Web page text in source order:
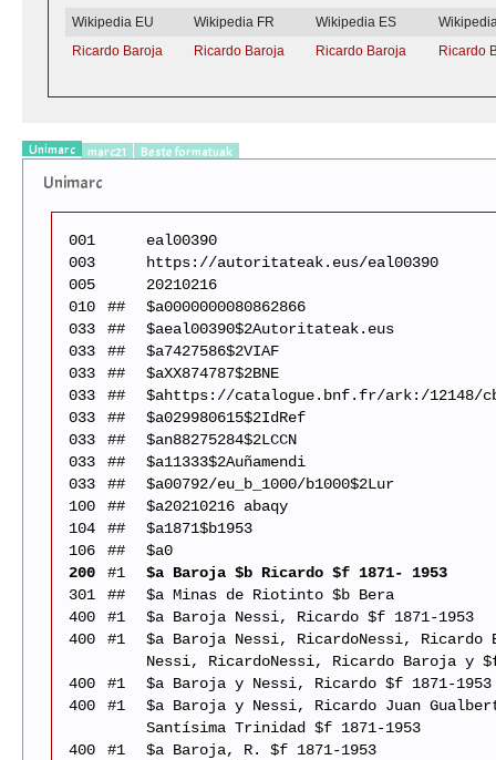
Wikipedia EU Wikipedia FR Wikipedia ES
Ricardo Baroja
Ricardo Baroja Ricardo Baroja Ricardo
Unimarc marc21 Beste formatuak
Unimarc
001
eal00390
003
https://autoritateak.eus/eal00390
005
20210216
010
##
$a0000000080862866
033
##
$aeal00390$2Autoritateak.eus
033
##
$a7427586$2VIAF
033
##
$aXX874787$2BNE
033
##
$ahttps://catalogue.bnf.fr/ark:/12148/
033
##
$a029980615$2IdRef
033
##
$an88275284$2LCCN
033
##
$a11333$2Auñamendi
033
##
$a00792/eu_b_1000/b1000$2Lur
100
##
$a20210216 abaqy
104
##
$a1871$b1953
106
##
$a0
200
#1
$a Baroja $b Ricardo $f 1871- 1953
301
##
$a Minas de Riotinto $b Bera
400
#1
$a Baroja Nessi, Ricardo $f 1871-1953
400
#1
$a Baroja Nessi, RicardoNessi, Ricardo
Nessi, RicardoNessi, Ricardo Baroja y
400
#1
$a Baroja y Nessi, Ricardo $f 1871-1953
400
#1
$a Baroja y Nessi, Ricardo Juan
Santísima Trinidad $f 1871-1953
400
#1
$a Baroja, R. $f 1871-1953